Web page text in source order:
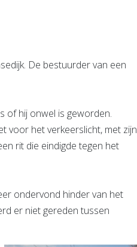
De bestuurder van een
of hij onwel is geworden.
voor het verkeerslicht, met zijn
rit die eindigde tegen het
ondervond hinder van het
er niet gereden tussen